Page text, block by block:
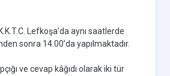
Lefkoşa’da aynı saatlerde
sonra 14.00’da yapılmaktadır.
ve cevap kâğıdı olarak iki tür